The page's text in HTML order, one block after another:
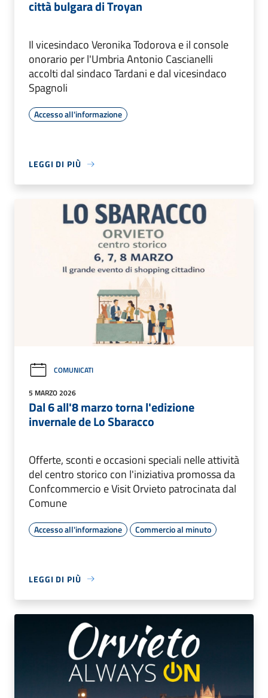
città bulgara di Troyan
Il vicesindaco Veronika Todorova e il console
onorario per l'Umbria Antonio Cascianelli
accolti dal sindaco Tardani e dal vicesindaco
Spagnoli
Accesso all'informazione
LEGGI DI PIÙ
COMUNICATI
5 MARZO 2026
Dal 6 all'8 marzo torna l'edizione
invernale de Lo Sbaracco
Offerte, sconti e occasioni speciali nelle attività
del centro storico con l'iniziativa promossa da
Confcommercio e Visit Orvieto patrocinata dal
Comune
Accesso all'informazione Commercio al minuto
LEGGI DI PIÙ